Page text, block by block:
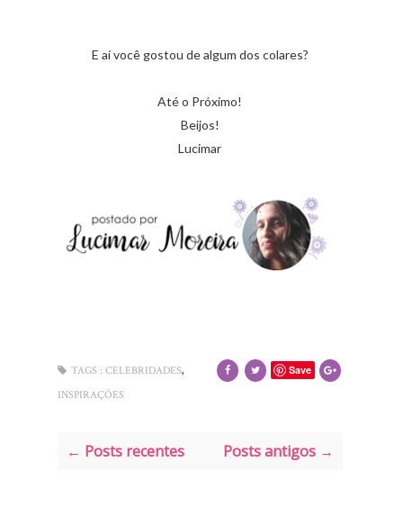
E aí você gostou de algum dos colares?
Até o Próximo!
Beijos!
Lucimar
Save
TAGS : CELEBRIDADES,
INSPIRAÇÕES
← Posts recentes Posts antigos →